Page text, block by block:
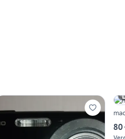
80